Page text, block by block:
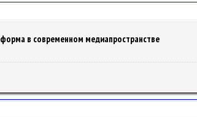
в современном медиапространстве